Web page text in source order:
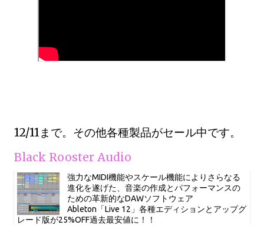
12/11まで。その他各種製品がセール中です。
Black Rooster Audio
強力なMIDI機能やスケール機能によりさらなる
進化を遂げた、音楽の作成とパフォーマンスの
ための革新的なDAWソフトウェア
Ableton「Live 12」各種エディションとアップグ
レード版が25%OFF過去最安値に！！